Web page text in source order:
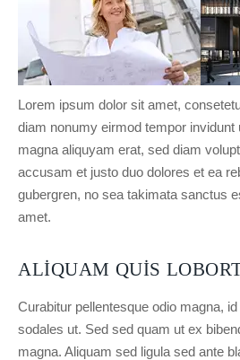
Lorem ipsum dolor sit amet,
diam nonumy eirmod tempor invidunt
magna aliquyam erat, sed diam
accusam et justo duo dolores et ea
gubergren, no sea takimata sanctus
amet.
ALIQUAM QUIS
Curabitur pellentesque odio magna,
sodales ut. Sed sed quam ut ex
magna. Aliquam sed ligula sed ante